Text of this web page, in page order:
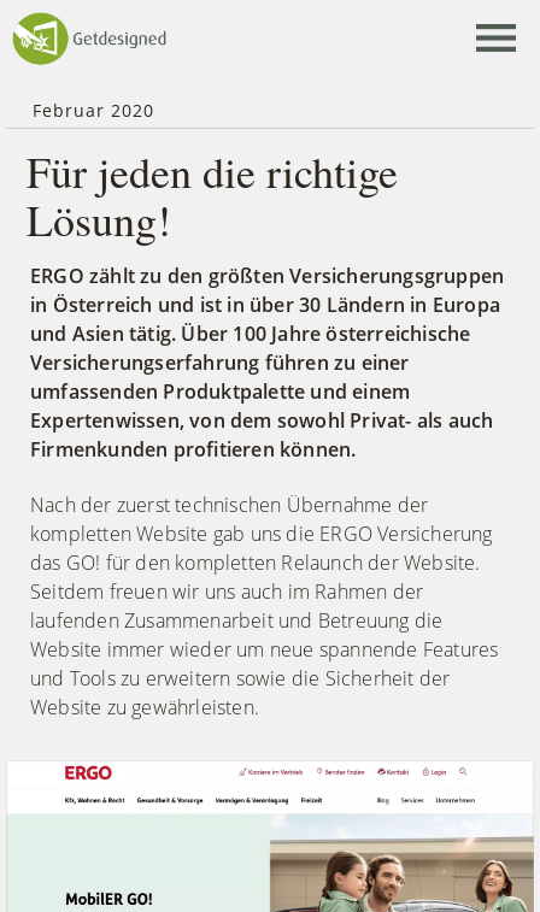
Webagentur Getdesigned Menü
Februar 2020
Für jeden die richtige
Lösung!
ERGO zählt zu den größten Versicherungsgruppen
in Österreich und ist in über 30 Ländern in Europa
und Asien tätig. Über 100 Jahre österreichische
Versicherungserfahrung führen zu einer
umfassenden Produktpalette und einem
Expertenwissen, von dem sowohl Privat- als auch
Firmenkunden profitieren können.
Nach der zuerst technischen Übernahme der
kompletten Website gab uns die ERGO Versicherung
das GO! für den kompletten Relaunch der Website.
Seitdem freuen wir uns auch im Rahmen der
laufenden Zusammenarbeit und Betreuung die
Website immer wieder um neue spannende Features
und Tools zu erweitern sowie die Sicherheit der
Website zu gewährleisten.